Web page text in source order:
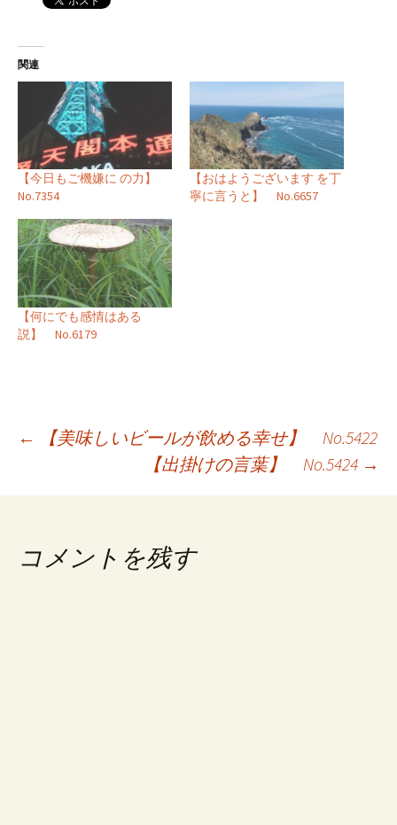
関連
【今日もご機嫌に の力】
No.7354
【おはようございます を丁
寧に言うと】 No.6657
【何にでも感情はある
説】 No.6179
投
ビ
←
【美味しいビールが飲める幸せ】 No.5422
【出掛けの言葉】 No.5424 →
コメントを残す